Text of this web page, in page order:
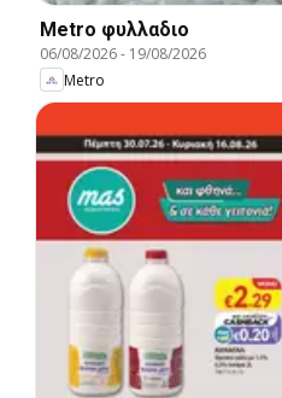
Metro φυλλαδιο
06/08/2026- 19/08/2026
Metro